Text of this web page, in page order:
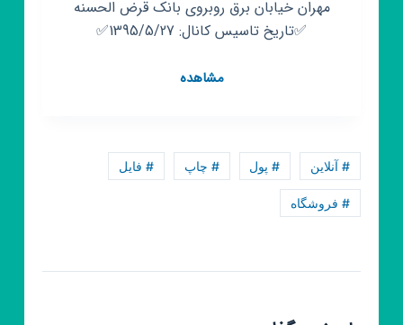
مهران خیابان برق روبروی بانک قرض الحسنه
✅تاریخ تاسیس کانال: 1395/5/27✅
مشاهدهکانال
شهرستان
مهران
# آنلاین # پول # چاپ # فایل
# فروشگاه